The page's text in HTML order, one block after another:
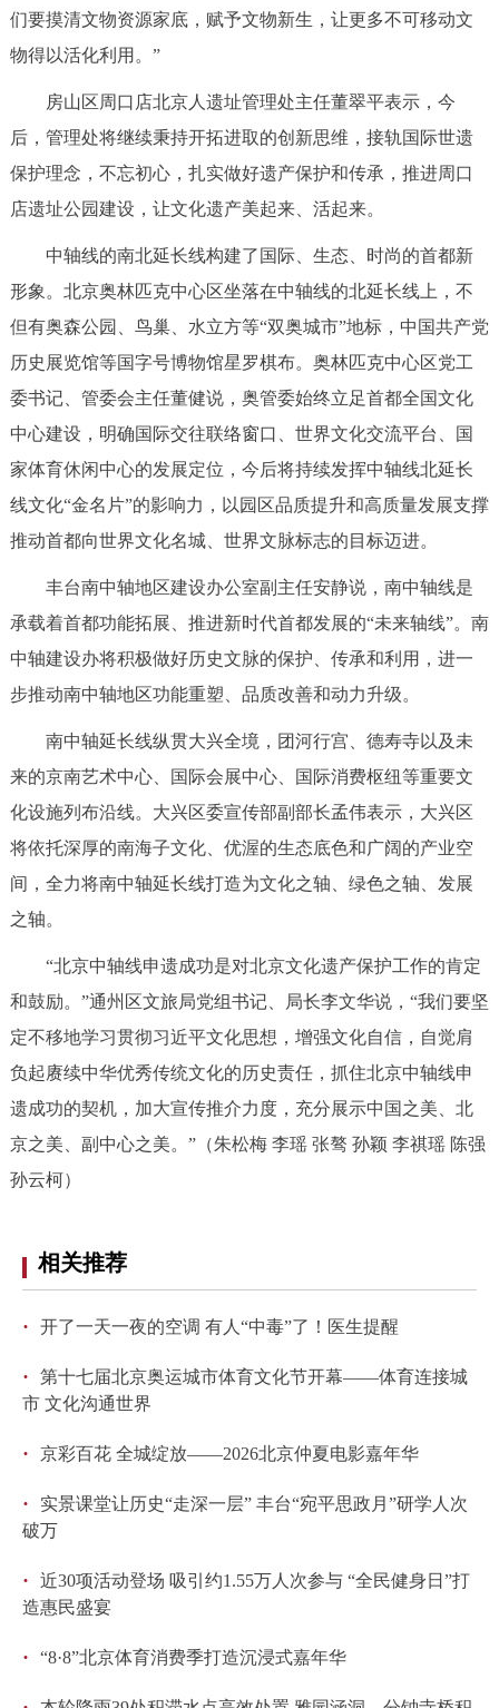
们要摸清文物资源家底，赋予文物新生，让更多不可移动文
物得以活化利用。”
房山区周口店北京人遗址管理处主任董翠平表示，今
后，管理处将继续秉持开拓进取的创新思维，接轨国际世遗
保护理念，不忘初心，扎实做好遗产保护和传承，推进周口
店遗址公园建设，让文化遗产美起来、活起来。
中轴线的南北延长线构建了国际、生态、时尚的首都新
形象。北京奥林匹克中心区坐落在中轴线的北延长线上，不
但有奥森公园、鸟巢、水立方等“双奥城市”地标，中国共产党
历史展览馆等国字号博物馆星罗棋布。奥林匹克中心区党工
委书记、管委会主任董健说，奥管委始终立足首都全国文化
中心建设，明确国际交往联络窗口、世界文化交流平台、国
家体育休闲中心的发展定位，今后将持续发挥中轴线北延长
线文化“金名片”的影响力，以园区品质提升和高质量发展支撑
推动首都向世界文化名城、世界文脉标志的目标迈进。
丰台南中轴地区建设办公室副主任安静说，南中轴线是
承载着首都功能拓展、推进新时代首都发展的“未来轴线”。南
中轴建设办将积极做好历史文脉的保护、传承和利用，进一
步推动南中轴地区功能重塑、品质改善和动力升级。
南中轴延长线纵贯大兴全境，团河行宫、德寿寺以及未
来的京南艺术中心、国际会展中心、国际消费枢纽等重要文
化设施列布沿线。大兴区委宣传部副部长孟伟表示，大兴区
将依托深厚的南海子文化、优渥的生态底色和广阔的产业空
间，全力将南中轴延长线打造为文化之轴、绿色之轴、发展
之轴。
“北京中轴线申遗成功是对北京文化遗产保护工作的肯定
和鼓励。”通州区文旅局党组书记、局长李文华说，“我们要坚
定不移地学习贯彻习近平文化思想，增强文化自信，自觉肩
负起赓续中华优秀传统文化的历史责任，抓住北京中轴线申
遗成功的契机，加大宣传推介力度，充分展示中国之美、北
京之美、副中心之美。”（朱松梅 李瑶 张骜 孙颖 李祺瑶 陈强
孙云柯）
相关推荐
· 开了一天一夜的空调 有人“中毒”了！医生提醒
·
第十七届北京奥运城市体育文化节开幕——体育连接城
市 文化沟通世界
· 京彩百花 全城绽放——2026北京仲夏电影嘉年华
·
实景课堂让历史“走深一层” 丰台“宛平思政月”研学人次
破万
·
近30项活动登场 吸引约1.55万人次参与 “全民健身日”打
造惠民盛宴
· “8·8”北京体育消费季打造沉浸式嘉年华